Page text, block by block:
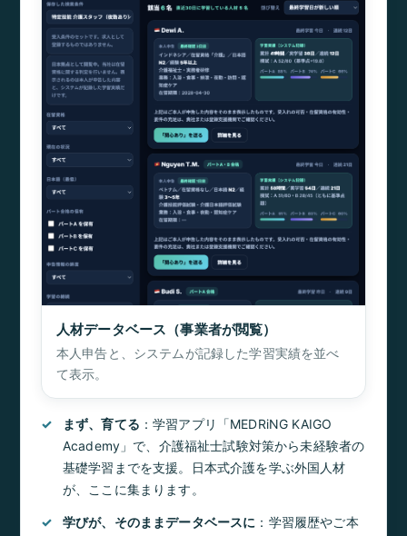
人材データベース（事業者が閲覧）
本人申告と、システムが記録した学習実績を並べ
て表示。
まず、育てる ：学習アプリ「MEDRiNG KAIGO
Academy」で、介護福祉士試験対策から未経験者の
基礎学習までを支援。日本式介護を学ぶ外国人材
が、ここに集まります。
学びが、そのままデータベースに ：学習履歴やご本